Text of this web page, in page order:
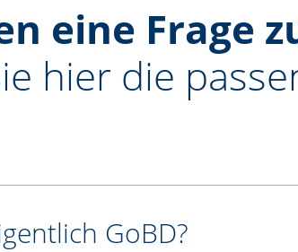
eine Frage
hier die
GoBD?